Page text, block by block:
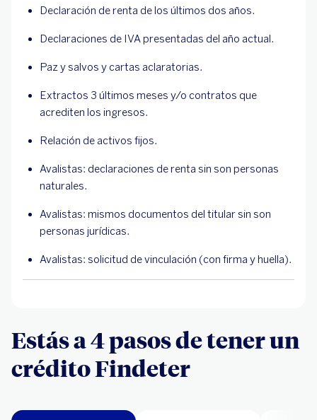
Declaración de renta de los últimos dos años.
Declaraciones de IVA presentadas del año actual.
Paz y salvos y cartas aclaratorias.
Extractos 3 últimos meses y/o contratos que
acrediten los ingresos.
Relación de activos fijos.
Avalistas: declaraciones de renta sin son personas
naturales.
Avalistas: mismos documentos del titular sin son
personas jurídicas.
Avalistas: solicitud de vinculación (con firma y huella).
Estás a 4 pasos de tener un
crédito Findeter